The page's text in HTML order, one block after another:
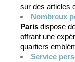
sur des articles
Nombreux
Paris dispose
offrant une
quartiers
Service